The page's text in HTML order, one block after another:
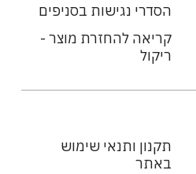
הסדרי נגישות בסניפים
קריאה להחזרת מוצר -
ריקול
תקנון ותנאי שימוש
באתר